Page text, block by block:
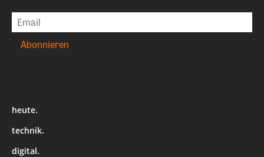
heute.
technik.
digital.